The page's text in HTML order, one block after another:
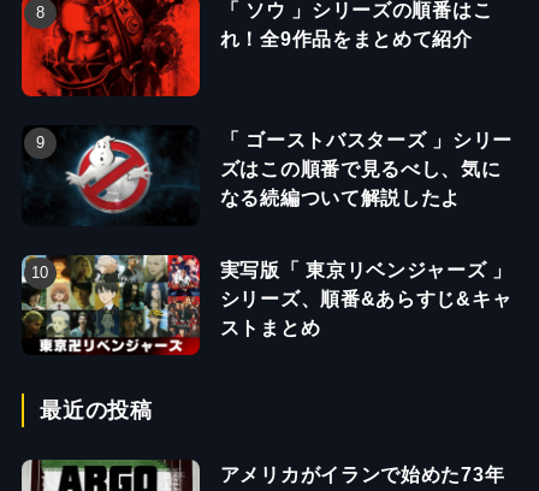
「 ソウ 」シリーズの順番はこ
れ！全9作品をまとめて紹介
「 ゴーストバスターズ 」シリー
ズはこの順番で見るべし、気に
なる続編ついて解説したよ
実写版「 東京リベンジャーズ 」
シリーズ、順番&あらすじ&キャ
ストまとめ
最近の投稿
アメリカがイランで始めた73年